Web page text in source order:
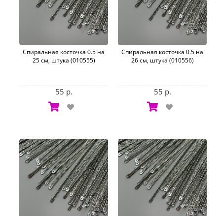
Спиральная косточка 0.5 на
25 см, штука (010555)
55 р.
Спиральная косточка 0.5 на
26 см, штука (010556)
55 р.